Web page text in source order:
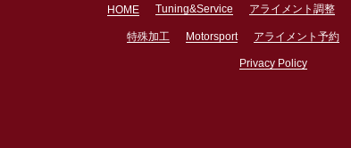
HOME Tuning&Service アライメント調整
特殊加工 Motorsport アライメント予約
Privacy Policy